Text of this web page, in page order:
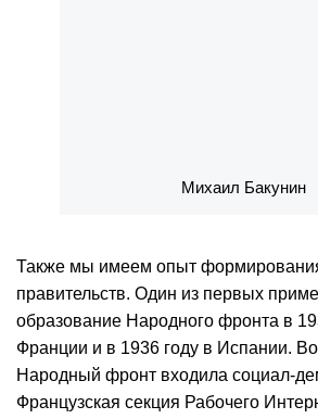
Михаил Бакунин
Также мы имеем опыт
правительств. Один из первых
образование Народного фронта в
Франции и в 1936 году в Испании.
Народный фронт входила социал-
Французская секция Рабочего